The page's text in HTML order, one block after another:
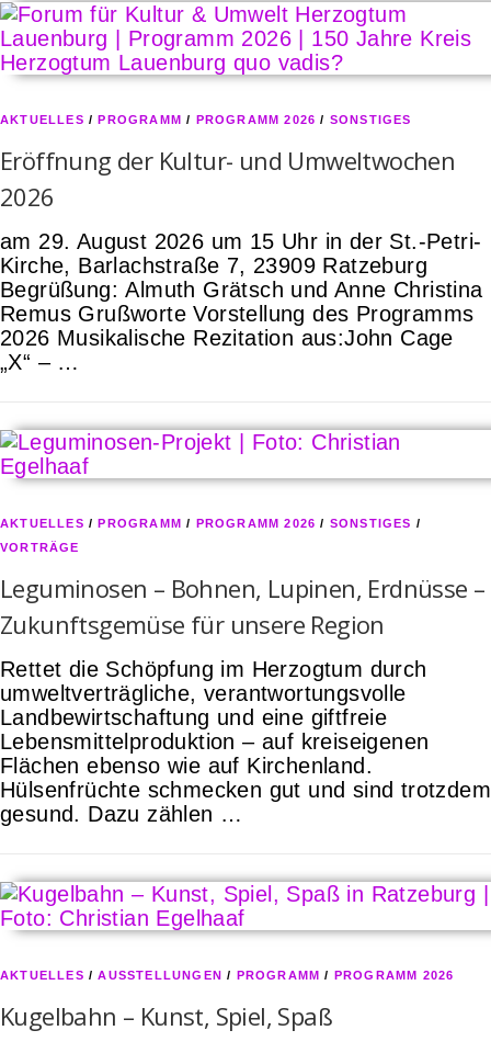
AKTUELLES / PROGRAMM / PROGRAMM 2026 / SONSTIGES
Eröffnung der Kultur- und Umweltwochen
2026
am 29. August 2026 um 15 Uhr in der St.-Petri-
Kirche, Barlachstraße 7, 23909 Ratzeburg
Begrüßung: Almuth Grätsch und Anne Christina
Remus Grußworte Vorstellung des Programms
2026 Musikalische Rezitation aus:John Cage
„X“ – …
AKTUELLES / PROGRAMM / PROGRAMM 2026 / SONSTIGES /
VORTRÄGE
Leguminosen – Bohnen, Lupinen, Erdnüsse –
Zukunftsgemüse für unsere Region
Rettet die Schöpfung im Herzogtum durch
umweltverträgliche, verantwortungsvolle
Landbewirtschaftung und eine giftfreie
Lebensmittelproduktion – auf kreiseigenen
Flächen ebenso wie auf Kirchenland.
Hülsenfrüchte schmecken gut und sind trotzdem
gesund. Dazu zählen …
AKTUELLES /AUSSTELLUNGEN / PROGRAMM / PROGRAMM 2026
Kugelbahn – Kunst, Spiel, Spaß